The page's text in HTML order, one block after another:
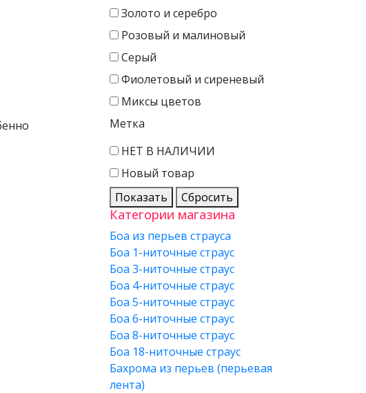
Золото и серебро
Розовый и малиновый
Серый
Фиолетовый и сиреневый
Миксы цветов
Метка
НЕТ В НАЛИЧИИ
Новый товар
Показать
Сбросить
Категории магазина
Боа из перьев страуса
Боа 1-ниточные страус
Боа 3-ниточные страус
Боа 4-ниточные страус
Боа 5-ниточные страус
Боа 6-ниточные страус
Боа 8-ниточные страус
Боа 18-ниточные страус
Бахрома из перьев (перьевая
лента)